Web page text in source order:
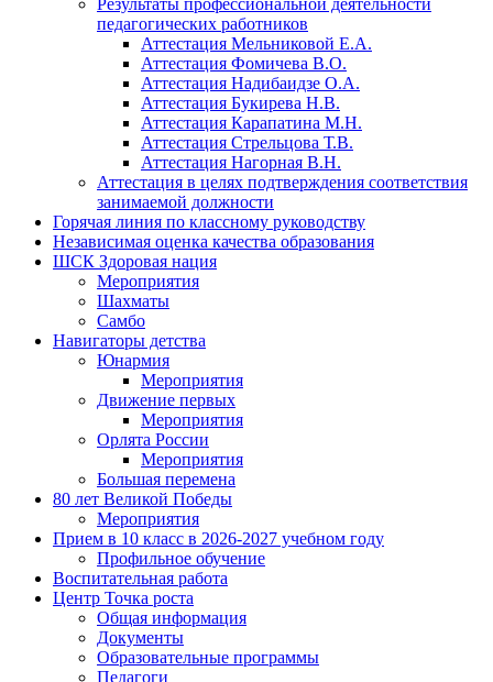
Результаты профессиональной деятельности
педагогических работников
Аттестация Мельниковой Е.А.
Аттестация Фомичева В.О.
Аттестация Надибаидзе О.А.
Аттестация Букирева Н.В.
Аттестация Карапатина М.Н.
Аттестация Стрельцова Т.В.
Аттестация Нагорная В.Н.
Аттестация в целях подтверждения соответствия
занимаемой должности
Горячая линия по классному руководству
Независимая оценка качества образования
ШСК Здоровая нация
Мероприятия
Шахматы
Самбо
Навигаторы детства
Юнармия
Мероприятия
Движение первых
Мероприятия
Орлята России
Мероприятия
Большая перемена
80 лет Великой Победы
Мероприятия
Прием в 10 класс в 2026-2027 учебном году
Профильное обучение
Воспитательная работа
Центр Точка роста
Общая информация
Документы
Образовательные программы
Педагоги